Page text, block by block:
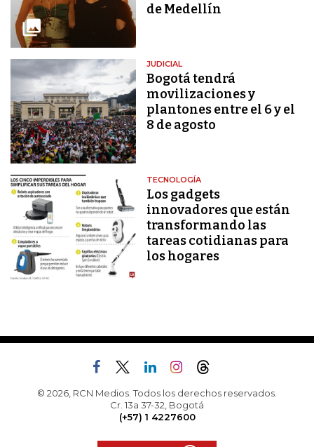
de Medellín
JUDICIAL
Bogotá tendrá
movilizaciones y
plantones entre el 6 y el
8 de agosto
TECNOLOGÍA
Los gadgets
innovadores que están
transformando las
tareas cotidianas para
los hogares
© 2026, RCN Medios. Todos los derechos reservados.
Cr. 13a 37-32, Bogotá
(+57) 1 4227600